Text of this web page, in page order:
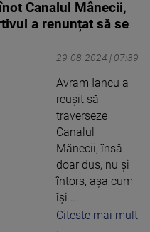
Canalul Mânecii,
a renunțat să se
29-08-2024 | 07:39
Avram Iancu a
reușit să
traverseze
Canalul
Mânecii, însă
doar dus, nu și
întors, așa cum
își ...
Citeste mai mult